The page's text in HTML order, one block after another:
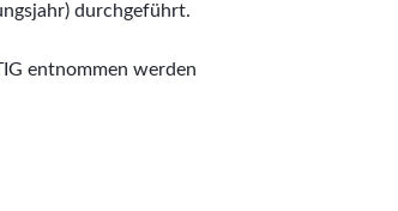
durchgeführt.
entnommen werden